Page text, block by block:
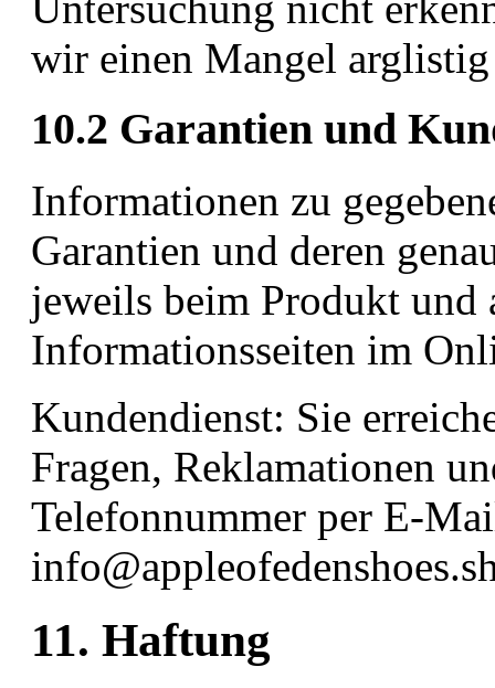
wir einen Mangel
10.2 Garantien und
Informationen zu
Garantien und deren
jeweils beim Produkt und
Informationsseiten im
Kundendienst: Sie
Fragen, Reklamationen
Telefonnummer per E-
11. Haftung